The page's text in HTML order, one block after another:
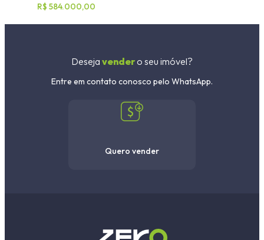
R$ 584.000,00
Deseja vendero seu imóvel?
Entre em contato conosco pelo WhatsApp.
Quero vender